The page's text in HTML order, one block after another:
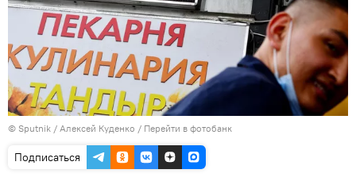
© Sputnik / Алексей Куденко / Перейти в фотобанк
Подписаться